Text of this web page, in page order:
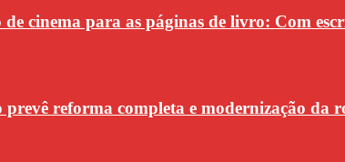
de cinema para as páginas de livro: Com
prevê reforma completa e modernização da